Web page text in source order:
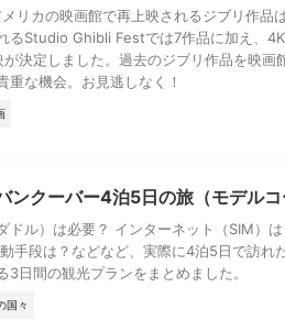
リカの映画館で再上映されるジブリ作品
るStudio Ghibli Festでは7作品に加え、
が決定しました。過去のジブリ作品を映画
重な機会。お見逃しなく！
ンクーバー4泊5日の旅（モデルコ
ドル）は必要？ インターネット（SIM）
手段は？などなど、実際に4泊5日で訪れ
3日間の観光プランをまとめました。
国々